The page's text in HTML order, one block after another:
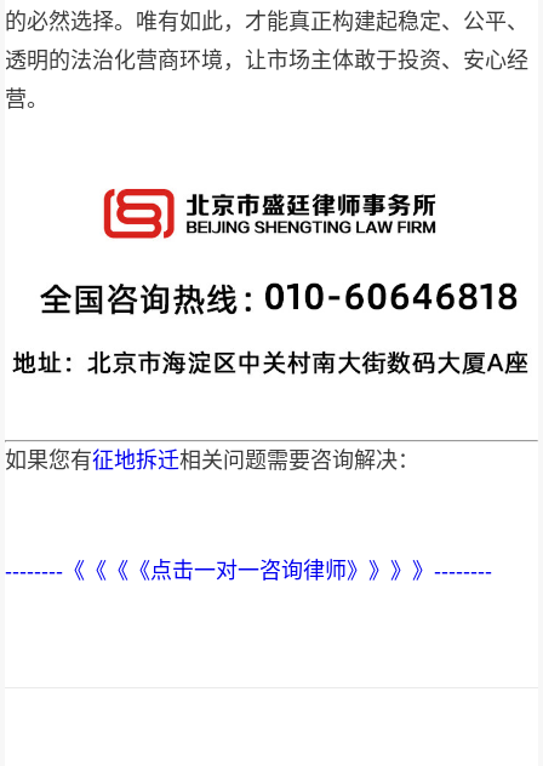
的必然选择。唯有如此，才能真正构建起稳定、公平、
透明的法治化营商环境，让市场主体敢于投资、安心经
营。
如果您有征地拆迁相关问题需要咨询解决：
--------《《《《点击一对一咨询律师》》》》--------